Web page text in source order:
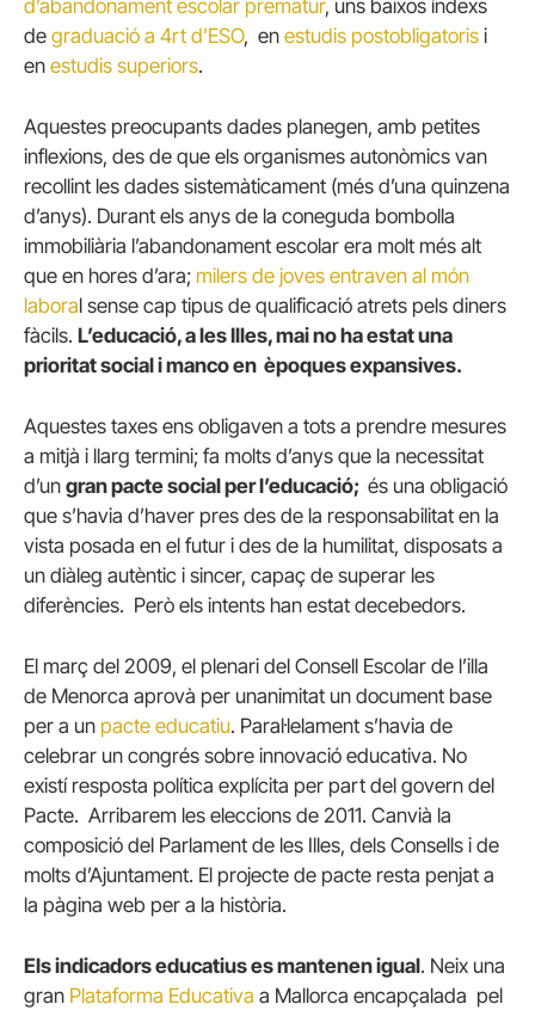
d’abandonament escolar prematur, uns baixos índexs
de graduació a 4rt d’ESO, en estudis postobligatoris i
en estudis superiors.
Aquestes preocupants dades planegen, amb petites
inflexions, des de que els organismes autonòmics van
recollint les dades sistemàticament (més d’una quinzena
d’anys). Durant els anys de la coneguda bombolla
immobiliària l’abandonament escolar era molt més alt
que en hores d’ara; milers de joves entraven al món
laboral sense cap tipus de qualificació atrets pels diners
fàcils. L’educació, a les Illes, mai no ha estat una
prioritat social i manco en èpoques expansives.
Aquestes taxes ens obligaven a tots a prendre mesures
a mitjà i llarg termini; fa molts d’anys que la necessitat
d’un gran pacte social per l’educació; és una obligació
que s’havia d’haver pres des de la responsabilitat en la
vista posada en el futur i des de la humilitat, disposats a
un diàleg autèntic i sincer, capaç de superar les
diferències. Però els intents han estat decebedors.
El març del 2009, el plenari del Consell Escolar de l’illa
de Menorca aprovà per unanimitat un document base
per a un pacte educatiu. Paral·lelament s’havia de
celebrar un congrés sobre innovació educativa. No
existí resposta política explícita per part del govern del
Pacte. Arribarem les eleccions de 2011. Canvià la
composició del Parlament de les Illes, dels Consells i de
molts d’Ajuntament. El projecte de pacte resta penjat a
la pàgina web per a la història.
Els indicadors educatius es mantenen igual. Neix una
gran Plataforma Educativa a Mallorca encapçalada pel